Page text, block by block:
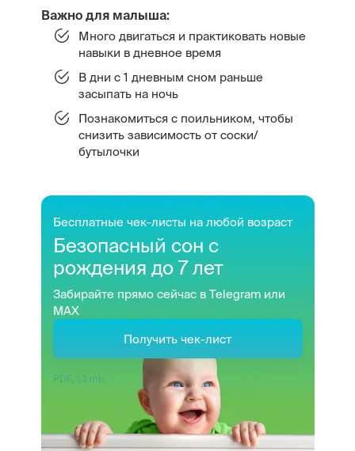
Важно для малыша:
Много двигаться и практиковать новые
навыки в дневное время
В дни с 1 дневным сном раньше
засыпать на ночь
Познакомиться с поильником, чтобы
снизить зависимость от соски/
бутылочки
Бесплатные чек-листы на любой возраст
Безопасный сон с
рождения до 7 лет
Забирайте прямо сейчас в Telegram или
MAX
Получить чек-лист
PDF, 1.3 mb